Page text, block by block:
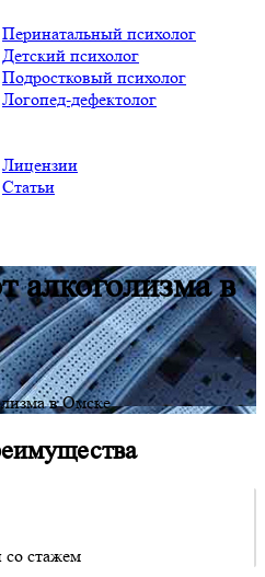
Перинатальный психолог
Детский психолог
Подростковый психолог
Логопед-дефектолог
Лицензии
Статьи
алкоголизма в
в Омске
со стажем